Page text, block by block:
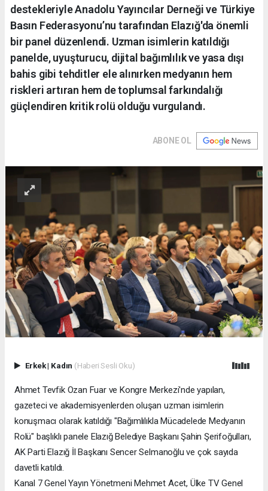
destekleriyle Anadolu Yayıncılar Derneği ve Türkiye
Basın Federasyonu’nu tarafından Elazığ'da önemli
bir panel düzenlendi. Uzman isimlerin katıldığı
panelde, uyuşturucu, dijital bağımlılık ve yasa dışı
bahis gibi tehditler ele alınırken medyanın hem
riskleri artıran hem de toplumsal farkındalığı
güçlendiren kritik rolü olduğu vurgulandı.
ABONE OL
Erkek| Kadın (Haberi Sesli Oku)
Ahmet Tevfik Ozan Fuar ve Kongre Merkezi'nde yapılan,
gazeteci ve akademisyenlerden oluşan uzman isimlerin
konuşmacı olarak katıldığı "Bağımlılıkla Mücadelede Medyanın
Rolü" başlıklı panele Elazığ Belediye Başkanı Şahin Şerifoğulları,
AK Parti Elazığ İl Başkanı Sencer Selmanoğlu ve çok sayıda
davetli katıldı.
Kanal 7 Genel Yayın Yönetmeni Mehmet Acet, Ülke TV Genel